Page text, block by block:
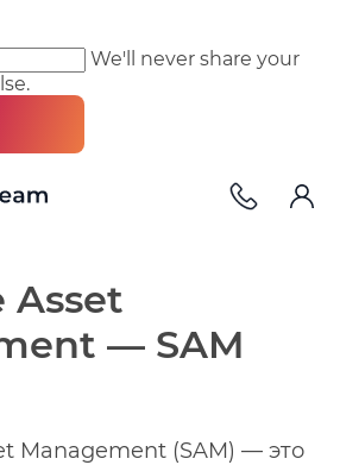
We'll never share your
Asset
— SAM
Management (SAM) — это